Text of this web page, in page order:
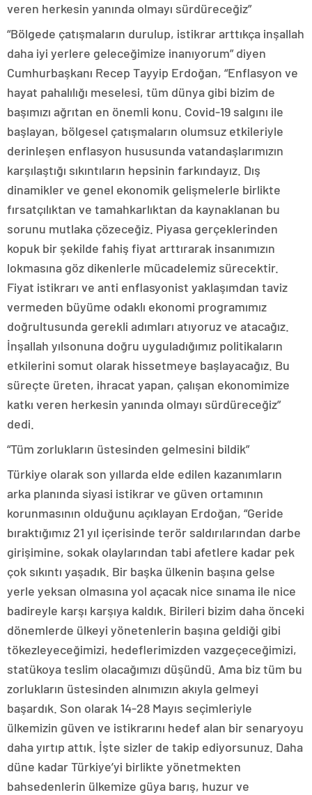
veren herkesin yanında olmayı sürdüreceğiz”
“Bölgede çatışmaların durulup, istikrar arttıkça inşallah
daha iyi yerlere geleceğimize inanıyorum” diyen
Cumhurbaşkanı Recep Tayyip Erdoğan, “Enflasyon ve
hayat pahalılığı meselesi, tüm dünya gibi bizim de
başımızı ağrıtan en önemli konu. Covid-19 salgını ile
başlayan, bölgesel çatışmaların olumsuz etkileriyle
derinleşen enflasyon hususunda vatandaşlarımızın
karşılaştığı sıkıntıların hepsinin farkındayız. Dış
dinamikler ve genel ekonomik gelişmelerle birlikte
fırsatçılıktan ve tamahkarlıktan da kaynaklanan bu
sorunu mutlaka çözeceğiz. Piyasa gerçeklerinden
kopuk bir şekilde fahiş fiyat arttırarak insanımızın
lokmasına göz dikenlerle mücadelemiz sürecektir.
Fiyat istikrarı ve anti enflasyonist yaklaşımdan taviz
vermeden büyüme odaklı ekonomi programımız
doğrultusunda gerekli adımları atıyoruz ve atacağız.
İnşallah yılsonuna doğru uyguladığımız politikaların
etkilerini somut olarak hissetmeye başlayacağız. Bu
süreçte üreten, ihracat yapan, çalışan ekonomimize
katkı veren herkesin yanında olmayı sürdüreceğiz”
dedi.
“Tüm zorlukların üstesinden gelmesini bildik”
Türkiye olarak son yıllarda elde edilen kazanımların
arka planında siyasi istikrar ve güven ortamının
korunmasının olduğunu açıklayan Erdoğan, “Geride
bıraktığımız 21 yıl içerisinde terör saldırılarından darbe
girişimine, sokak olaylarından tabi afetlere kadar pek
çok sıkıntı yaşadık. Bir başka ülkenin başına gelse
yerle yeksan olmasına yol açacak nice sınama ile nice
badireyle karşı karşıya kaldık. Birileri bizim daha önceki
dönemlerde ülkeyi yönetenlerin başına geldiği gibi
tökezleyeceğimizi, hedeflerimizden vazgeçeceğimizi,
statükoya teslim olacağımızı düşündü. Ama biz tüm bu
zorlukların üstesinden alnımızın akıyla gelmeyi
başardık. Son olarak 14-28 Mayıs seçimleriyle
ülkemizin güven ve istikrarını hedef alan bir senaryoyu
daha yırtıp attık. İşte sizler de takip ediyorsunuz. Daha
düne kadar Türkiye’yi birlikte yönetmekten
bahsedenlerin ülkemize güya barış, huzur ve